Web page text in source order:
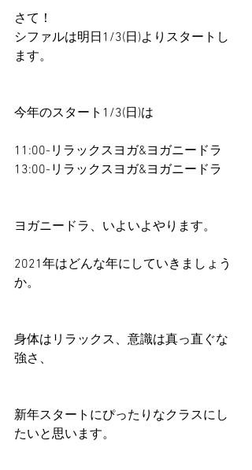
さて！
シファルは明日1/3(日)よりスタートし
ます。
今年のスタート1/3(日)は
11:00-リラックスヨガ&ヨガニードラ
13:00-リラックスヨガ&ヨガニードラ
ヨガニードラ、いよいよやります。
2021年はどんな年にしていきましょう
か。
身体はリラックス、意識は真っ直ぐな
強さ、
新年スタートにぴったりなクラスにし
たいと思います。